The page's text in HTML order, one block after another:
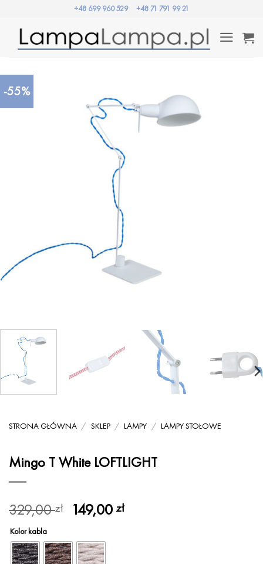
zawartości
+48 699 960 529 +48 71 791 99 21
-55%
STRONA GŁÓWNA / SKLEP / LAMPY / LAMPY STOŁOWE
Mingo T White LOFTLIGHT
329,00zł Pierwotna
wynosiła:
329,00 zł.
149,00złAktualna
Kolor kabla